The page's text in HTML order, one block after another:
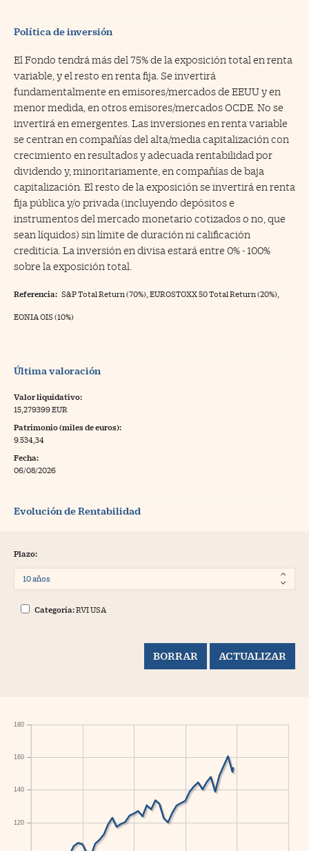
Política de inversión
El Fondo tendrá más del 75% de la exposición total en renta
variable, y el resto en renta fija. Se invertirá
fundamentalmente en emisores/mercados de EEUU y en
menor medida, en otros emisores/mercados OCDE. No se
invertirá en emergentes. Las inversiones en renta variable
se centran en compañías del alta/media capitalización con
crecimiento en resultados y adecuada rentabilidad por
dividendo y, minoritariamente, en compañías de baja
capitalización. El resto de la exposición se invertirá en renta
fija pública y/o privada (incluyendo depósitos e
instrumentos del mercado monetario cotizados o no, que
sean líquidos) sin límite de duración ni calificación
crediticia. La inversión en divisa estará entre 0% - 100%
sobre la exposición total.
Referencia: S&P Total Return (70%), EUROSTOXX 50 Total Return (20%),
EONIA OIS (10%)
Última valoración
Valor liquidativo:
15,279399 EUR
Patrimonio (miles de euros):
9.534,34
Fecha:
06/08/2026
Evolución de Rentabilidad
Plazo:
Categoría:RVI USA
120
140
160
180